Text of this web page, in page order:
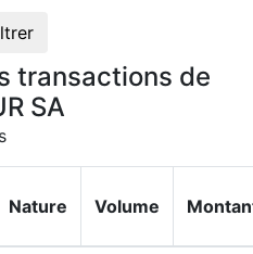
transactions de
SA
Nature Volume